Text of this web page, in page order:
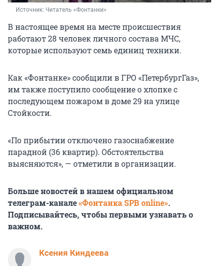
Источник: Читатель «Фонтанки»
В настоящее время на месте происшествия
работают 28 человек личного состава МЧС,
которые используют семь единиц техники.
Как «Фонтанке» сообщили в ГРО «ПетербургГаз»,
им также поступило сообщение о хлопке с
последующем пожаром в доме 29 на улице
Стойкости.
«По прибытии отключено газоснабжение
парадной (36 квартир). Обстоятельства
выясняются», — отметили в организации.
Больше новостей в нашем официальном
телеграм-канале«Фонтанка SPB online».
Подписывайтесь, чтобы первыми узнавать о
важном.
Ксения Киндеева